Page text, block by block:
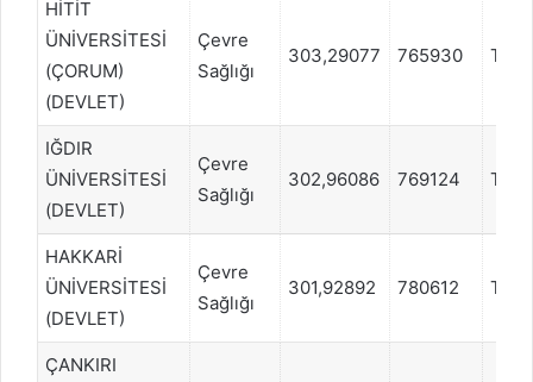
HİTİT
ÜNİVERSİTESİ
(ÇORUM)
(DEVLET)
Çevre
Sağlığı
303,29077 765930 TYT
IĞDIR
ÜNİVERSİTESİ
(DEVLET)
Çevre
Sağlığı
302,96086 769124 TYT
HAKKARİ
ÜNİVERSİTESİ
(DEVLET)
Çevre
Sağlığı
301,92892 780612 TYT
ÇANKIRI